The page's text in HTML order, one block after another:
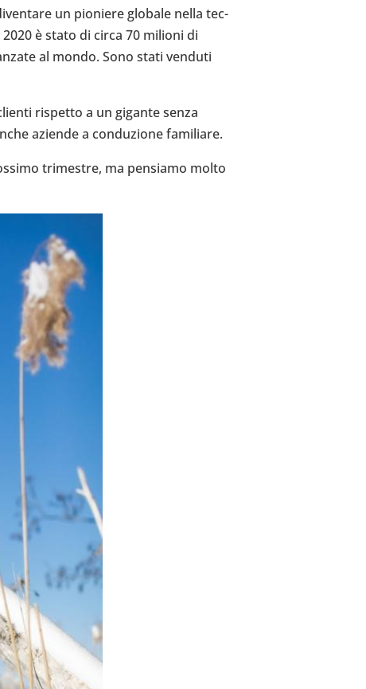
un pio­niere globale nella tec­
è stato di circa 70 milioni di
al mondo. Sono stati venduti
rispetto a un gigante senza
aziende a con­du­zione fami­liare.
tri­me­stre, ma pen­siamo molto